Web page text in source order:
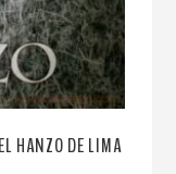
HANZO DE LIMA